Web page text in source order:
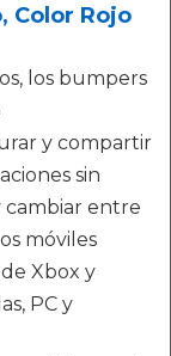
Color Rojo
los bumpers
y compartir
sin
cambiar entre
móviles
Xbox y
PC y